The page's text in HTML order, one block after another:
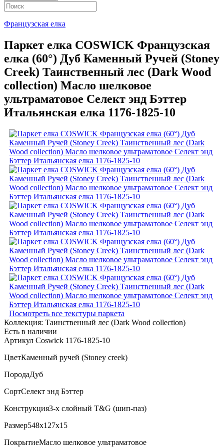
Французская елка
Паркет елка COSWICK Французская
елка (60°) Дуб Каменный Ручей (Stoney
Creek) Таинственный лес (Dark Wood
collection) Масло шелковое
ультраматовое Селект энд Бэттер
Итальянская елка 1176-1825-10
Посмотреть все текстуры паркета
Коллекция: Таинственный лес (Dark Wood collection)
Есть в наличии
Артикул Coswick 1176-1825-10
ЦветКаменный ручей (Stoney creek)
ПородаДуб
СортСелект энд Бэттер
Конструкция3-х слойный T&G (шип-паз)
Размер548x127x15
ПокрытиеМасло шелковое ультраматовое